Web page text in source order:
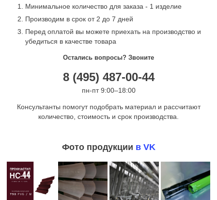
Минимальное количество для заказа - 1 изделие
Производим в срок от 2 до 7 дней
Перед оплатой вы можете приехать на производство и
убедиться в качестве товара
Остались вопросы? Звоните
8 (495) 487-00-44
пн-пт 9:00–18:00
Консультанты помогут подобрать материал и рассчитают
количество, стоимость и срок производства.
Фото продукции в VK